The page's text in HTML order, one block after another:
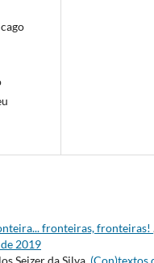
fronteiras, fronteiras!
2019